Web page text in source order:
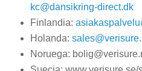
kc@dansikring-direct.dk
Finlandia:
Holanda:
Noruega: